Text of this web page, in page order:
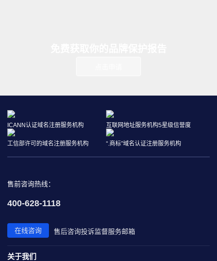
ICANN认证域名注册服务机构 互联网地址服务机构5星级信誉度
工信部许可的域名注册服务机构 “.商标”域名认证注册服务机构
售前咨询热线：
400-628-1118
在线咨询 售后咨询投诉监督服务邮箱
关于我们